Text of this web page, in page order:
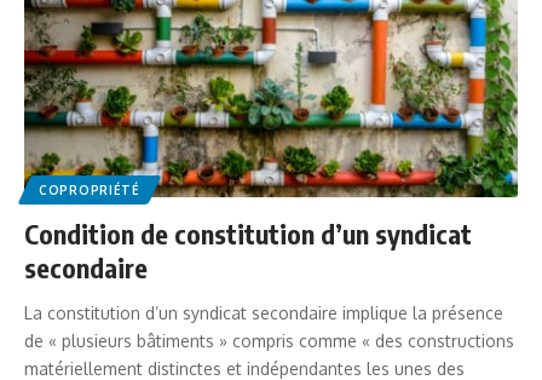
COPROPRIÉTÉ
Condition de constitution d’un syndicat
secondaire
La constitution d’un syndicat secondaire implique la présence
de « plusieurs bâtiments » compris comme « des constructions
matériellement distinctes et indépendantes les unes des